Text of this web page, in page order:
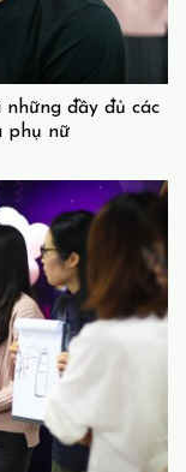
những đầy đủ các
phụ nữ